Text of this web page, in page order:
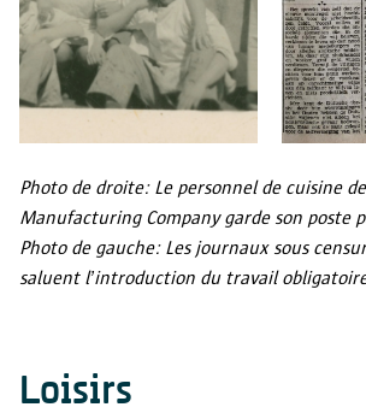
Photo de droite: Le personnel de cuisine
Manufacturing Company garde son poste
Photo de gauche: Les journaux sous
saluent l’introduction du travail
Loisirs